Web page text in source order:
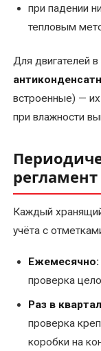
ремонт
при падении
тепловым
Для двигателей
встроенные) —
при влажности
регламент
Каждый
учёта с
Ежемесячно:
проверка
Раз в
проверка
коробки на